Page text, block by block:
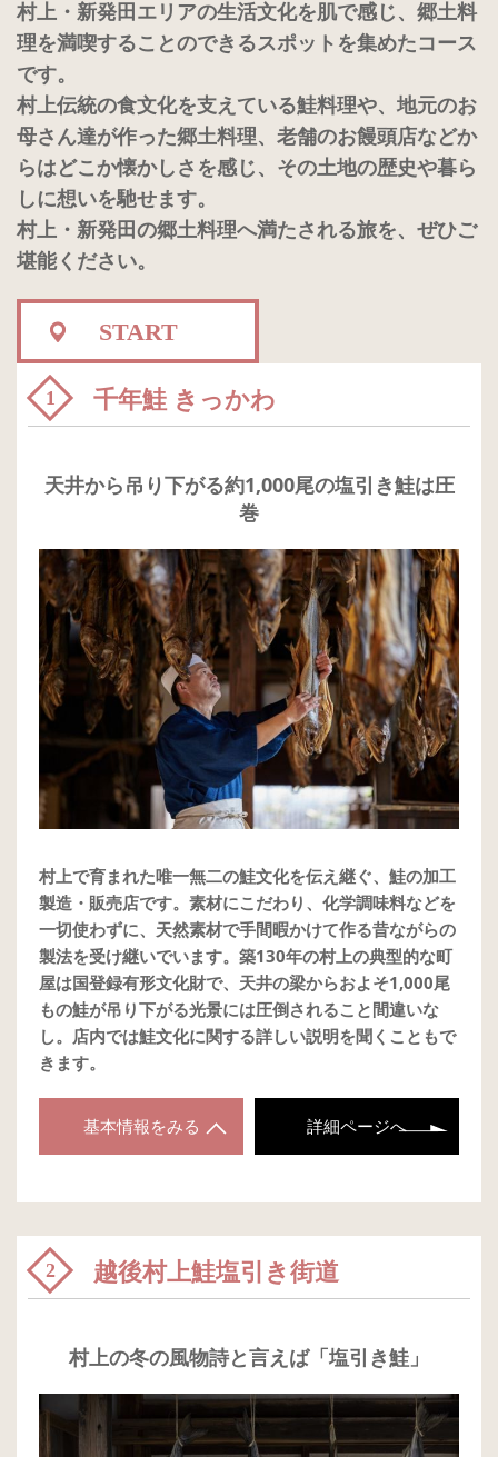
村上・新発田エリアの生活文化を肌で感じ、郷土料
理を満喫することのできるスポットを集めたコース
です。
村上伝統の食文化を支えている鮭料理や、地元のお
母さん達が作った郷土料理、老舗のお饅頭店などか
らはどこか懐かしさを感じ、その土地の歴史や暮ら
しに想いを馳せます。
村上・新発田の郷土料理へ満たされる旅を、ぜひご
堪能ください。
START
1 千年鮭 きっかわ
天井から吊り下がる約1,000尾の塩引き鮭は圧
巻
村上で育まれた唯一無二の鮭文化を伝え継ぐ、鮭の加工
製造・販売店です。素材にこだわり、化学調味料などを
一切使わずに、天然素材で手間暇かけて作る昔ながらの
製法を受け継いでいます。築130年の村上の典型的な町
屋は国登録有形文化財で、天井の梁からおよそ1,000尾
もの鮭が吊り下がる光景には圧倒されること間違いな
し。店内では鮭文化に関する詳しい説明を聞くこともで
きます。
基本情報をみる 詳細ページへ
2 越後村上鮭塩引き街道
村上の冬の風物詩と言えば「塩引き鮭」